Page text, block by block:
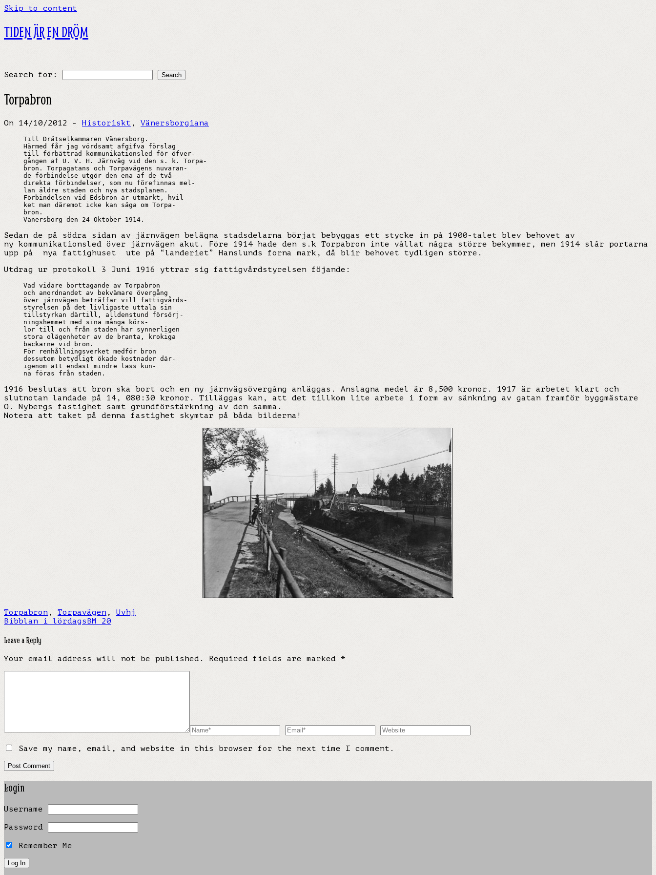
Skip to content
TIDEN ÄR EN DRÖM
Search for:
Torpabron
On 14/10/2012 - Historiskt , Vänersborgiana
Till Drätselkammaren Vänersborg.
Härmed får jag vördsamt afgifva förslag
till förbättrad kommunikationsled för öfver-
gången af U. V. H. Järnväg vid den s. k. Torpa-
bron. Torpagatans och Torpavägens nuvaran-
de förbindelse utgör den ena af de två
direkta förbindelser, som nu förefinnas mel-
lan äldre staden och nya stadsplanen.
Förbindelsen vid Edsbron är utmärkt, hvil-
ket man däremot icke kan säga om Torpa-
bron.
Vänersborg den 24 Oktober 1914.
Sedan de på södra sidan av järnvägen belägna stadsdelarna börjat bebyggas ett stycke in på 1900-talet blev behovet av
ny kommunikationsled över järnvägen akut. Före 1914 hade den s.k Torpabron inte vållat några större bekymmer, men 1914 slår portarna
upp på nya fattighuset ute på “landeriet” Hanslunds forna mark, då blir behovet tydligen större.
Utdrag ur protokoll 3 Juni 1916 yttrar sig fattigvårdstyrelsen föjande:
Vad vidare borttagande av Torpabron
och anordnandet av bekvämare övergång
över järnvägen beträffar vill fattigvårds-
styrelsen på det livligaste uttala sin
tillstyrkan därtill, alldenstund försörj-
ningshemmet med sina många körs-
lor till och från staden har synnerligen
stora olägenheter av de branta, krokiga
backarne vid bron.
För renhållningsverket medför bron
dessutom betydligt ökade kostnader där-
igenom att endast mindre lass kun-
na föras från staden.
1916 beslutas att bron ska bort och en ny järnvägsövergång anläggas. Anslagna medel är 8,500 kronor. 1917 är arbetet klart och
slutnotan landade på 14, 080:30 kronor. Tilläggas kan, att det tillkom lite arbete i form av sänkning av gatan framför byggmästare
O. Nybergs fastighet samt grundförstärkning av den samma.
Notera att taket på denna fastighet skymtar på båda bilderna!
Torpabron , Torpavägen , Uvhj
Bibblan i lördags BM 20
Leave a Reply
Your email address will not be published. Required fields are marked *
Save my name, email, and website in this browser for the next time I comment.
Login
Username
Password
Remember Me